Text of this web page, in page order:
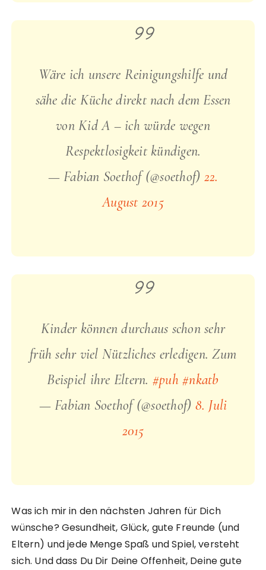
Wäre ich unsere Reinigungshilfe und
sähe die Küche direkt nach dem Essen
von Kid A – ich würde wegen
Respektlosigkeit kündigen.
— Fabian Soethof (@soethof) 22.
August 2015
Kinder können durchaus schon sehr
früh sehr viel Nützliches erledigen. Zum
Beispiel ihre Eltern. #puh #nkatb
— Fabian Soethof (@soethof) 8. Juli
2015
Was ich mir in den nächsten Jahren für Dich
wünsche? Gesundheit, Glück, gute Freunde (und
Eltern) und jede Menge Spaß und Spiel, versteht
sich. Und dass Du Dir Deine Offenheit, Deine gute